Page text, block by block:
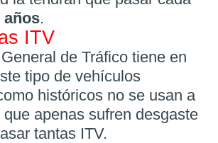
años.
ITV
de Tráfico tiene en
tipo de vehículos
históricos no se usan a
que apenas sufren desgaste
tantas ITV.